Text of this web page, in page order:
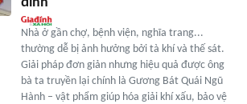
Nhà ở gần chợ, bệnh viện, nghĩa trang...
thường dễ bị ảnh hưởng bởi tà khí và thế sát.
Giải pháp đơn giản nhưng hiệu quả được ông
bà ta truyền lại chính là Gương Bát Quái Ngũ
Hành – vật phẩm giúp hóa giải khí xấu, bảo vệ